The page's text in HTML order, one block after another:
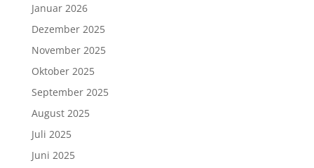
Januar 2026
Dezember 2025
November 2025
Oktober 2025
September 2025
August 2025
Juli 2025
Juni 2025